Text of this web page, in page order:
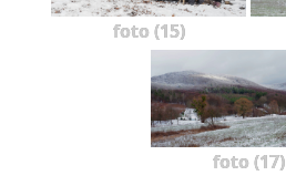
foto (15)
foto (17)